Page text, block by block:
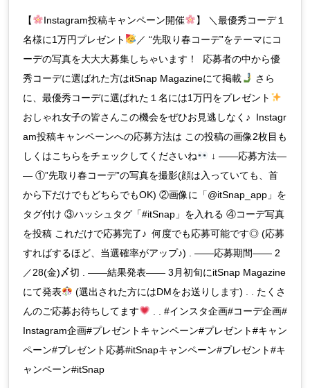
【 Instagram投稿キャンペーン開催
】 ＼最優秀コーデ１
名様に1万円プレゼント
／ “先取り春コーデ”をテーマにコ
ーデの写真を大大大募集しちゃいます！ 応募者の中から優
秀コーデに選ばれた方はitSnap Magazineにて掲載
さら
に、最優秀コーデに選ばれた１名には1万円をプレゼント
おしゃれ女子の皆さんこの機会をぜひお見逃しなく♪ Instagr
am投稿キャンペーンへの応募方法は この投稿の画像2枚目も
しくはこちらをチェックしてくださいね
↓ ――応募方法―
― ①”先取り春コーデ”の写真を撮影(顔は入っていても、首
から下だけでもどちらでもOK) ②画像に「@itSnap_app」を
タグ付け ③ハッシュタグ「#itSnap」を入れる ④コーデ写真
を投稿 これだけで応募完了♪ 何度でも応募可能です◎ (応募
すればするほど、当選確率がアップ♪) . ――応募期間―― 2
／28(金)〆切 . ――結果発表―― 3月初旬にitSnap Magazine
にて発表
(選出された方にはDMをお送りします) . . たくさ
んのご応募お待ちしてます
. . #インスタ企画#コーデ企画#
Instagram企画#プレゼントキャンペーン#プレゼント#キャン
ペーン#プレゼント応募#itSnapキャンペーン#プレゼント#キ
ャンペーン#itSnap